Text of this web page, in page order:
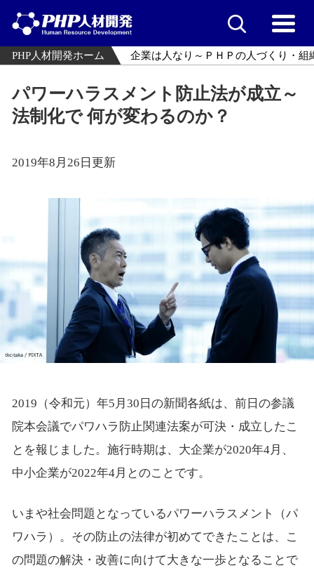
PHP人材開発ホーム 企業は人なり～ＰＨＰの人づくり・組
パワーハラスメント防止法が成立～
法制化で 何が変わるのか？
2019年8月26日更新
2019（令和元）年5月30日の新聞各紙は、前日の参議
院本会議でパワハラ防止関連法案が可決・成立したこ
とを報じました。施行時期は、大企業が2020年4月、
中小企業が2022年4月とのことです。
いまや社会問題となっているパワーハラスメント（パ
ワハラ）。その防止の法律が初めてできたことは、こ
の問題の解決・改善に向けて大きな一歩となることで